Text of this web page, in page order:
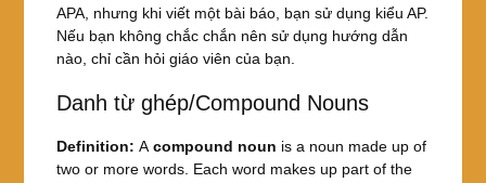
APA, nhưng khi viết một bài báo, bạn sử dụng kiểu AP.
Nếu bạn không chắc chắn nên sử dụng hướng dẫn
nào, chỉ cần hỏi giáo viên của bạn.
Danh từ ghép/Compound Nouns
Definition: A compound noun is a noun made up of
two or more words. Each word makes up part of the